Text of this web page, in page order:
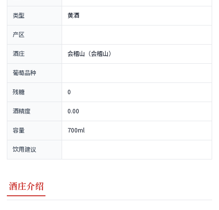
类型 黄酒
产区
酒庄 会稽山（会稽山）
葡萄品种
残糖 0
酒精度 0.00
容量 700ml
饮用建议
酒庄介绍